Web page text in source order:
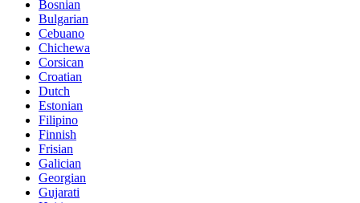
Bosnian
Bulgarian
Cebuano
Chichewa
Corsican
Croatian
Dutch
Estonian
Filipino
Finnish
Frisian
Galician
Georgian
Gujarati